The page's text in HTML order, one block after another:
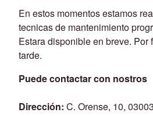
En estos momentos estamos
tecnicas de mantenimiento
Estara disponible en breve. Por
tarde.
Puede contactar con nostros
Dirección: C. Orense, 10,